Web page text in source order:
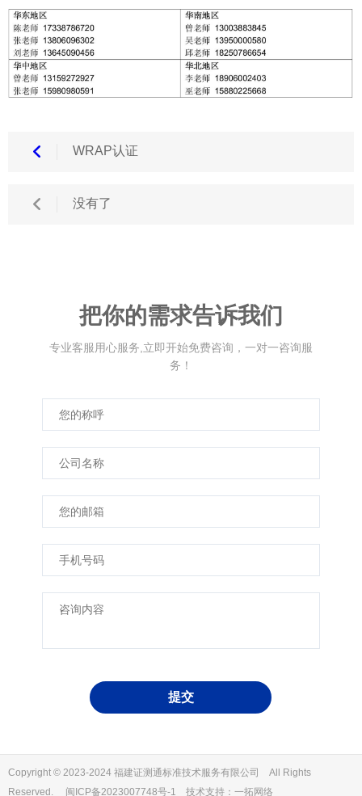
WRAP认证
没有了
把你的需求告诉我们
专业客服用心服务,立即开始免费咨询，一对一咨询服
务！
Copyright © 2023-2024 福建证测通标准技术服务有限公司 All Rights
Reserved. 闽ICP备2023007748号-1 技术支持：一拓网络